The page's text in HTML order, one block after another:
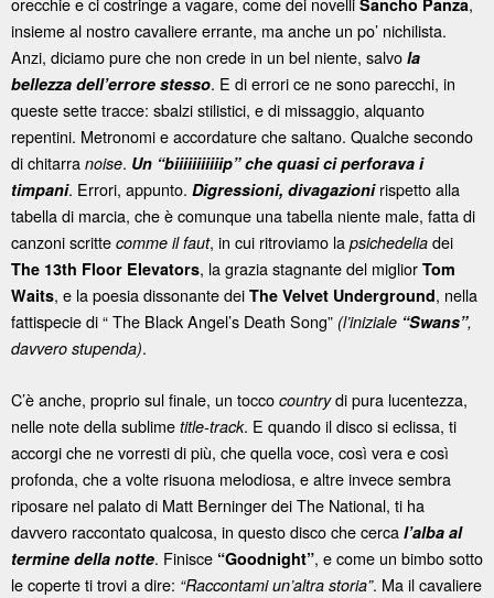
Sancho Panza
insieme al nostro cavaliere errante, ma anche un po’ nichilista.
Anzi, diciamo pure che non crede in un bel niente, salvo la
bellezza dell’errore stesso. E di errori ce ne sono parecchi, in
queste sette tracce: sbalzi stilistici, e di missaggio, alquanto
repentini. Metronomi e accordature che saltano. Qualche secondo
di chitarra noise. Un “biiiiiiiiiiip” che quasi ci perforava i
timpani. Errori, appunto. Digressioni, divagazionirispetto alla
tabella di marcia, che è comunque una tabella niente male, fatta di
canzoni scritte comme il faut, in cui ritroviamo la psichedelia dei
The 13th Floor Elevators, la grazia stagnante del miglior Tom
Waits, e la poesia dissonante dei The Velvet Underground, nella
fattispecie di “ The Black Angel’s Death Song” (l’iniziale “Swans”,
davvero stupenda).
C’è anche, proprio sul finale, un tocco countrydi pura lucentezza,
nelle note della sublime title-track. E quando il disco si eclissa, ti
accorgi che ne vorresti di più, che quella voce, così vera e così
profonda, che a volte risuona melodiosa, e altre invece sembra
riposare nel palato di Matt Berninger dei The National, ti ha
davvero raccontato qualcosa, in questo disco che cerca l’alba al
termine della notte. Finisce “Goodnight”, e come un bimbo sotto
le coperte ti trovi a dire: “Raccontami un’altra storia”. Ma il cavaliere